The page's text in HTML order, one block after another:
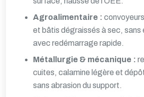
Agroalimentaire :
et bâtis dégraissés à sec, sans
avec redémarrage rapide.
Métallurgie & mécanique :
cuites, calamine légère et
sans abrasion du support.